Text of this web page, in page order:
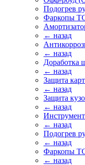
Подогрев
Фаркопы
← назад
← назад
Доработка
← назад
Защита
← назад
Защита
← назад
Инструмент
← назад
Подогрев
← назад
Фаркопы
← назад